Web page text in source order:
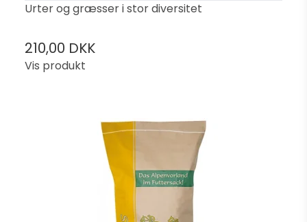
Urter og græsser i stor diversitet
210,00 DKK
Vis produkt